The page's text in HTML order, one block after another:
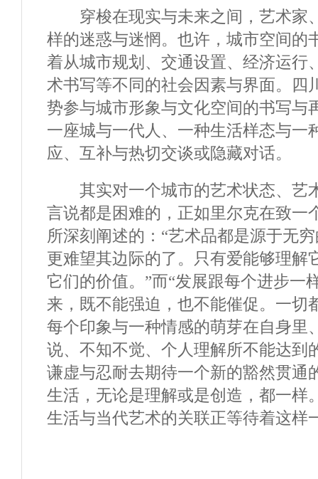
穿梭在现实与未来之间，艺术家
样的迷惑与迷惘。也许，城市空间的
着从城市规划、交通设置、经济运行
术书写等不同的社会因素与界面。四
势参与城市形象与文化空间的书写与
一座城与一代人、一种生活样态与一
应、互补与热切交谈或隐藏对话。
其实对一个城市的艺术状态、艺
言说都是困难的，正如里尔克在致一
所深刻阐述的：“艺术品都是源于无
更难望其边际的了。只有爱能够理解
它们的价值。”而“发展跟每个进步一
来，既不能强迫，也不能催促。一切
每个印象与一种情感的萌芽在自身里
说、不知不觉、个人理解所不能达到
谦虚与忍耐去期待一个新的豁然贯通
生活，无论是理解或是创造，都一样
生活与当代艺术的关联正等待着这样